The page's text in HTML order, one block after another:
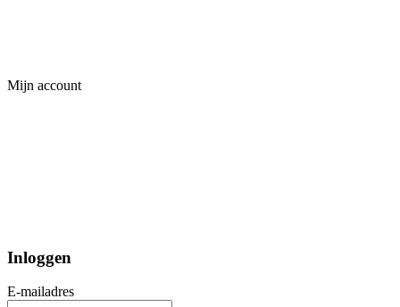
Mijn account
Inloggen
E-mailadres